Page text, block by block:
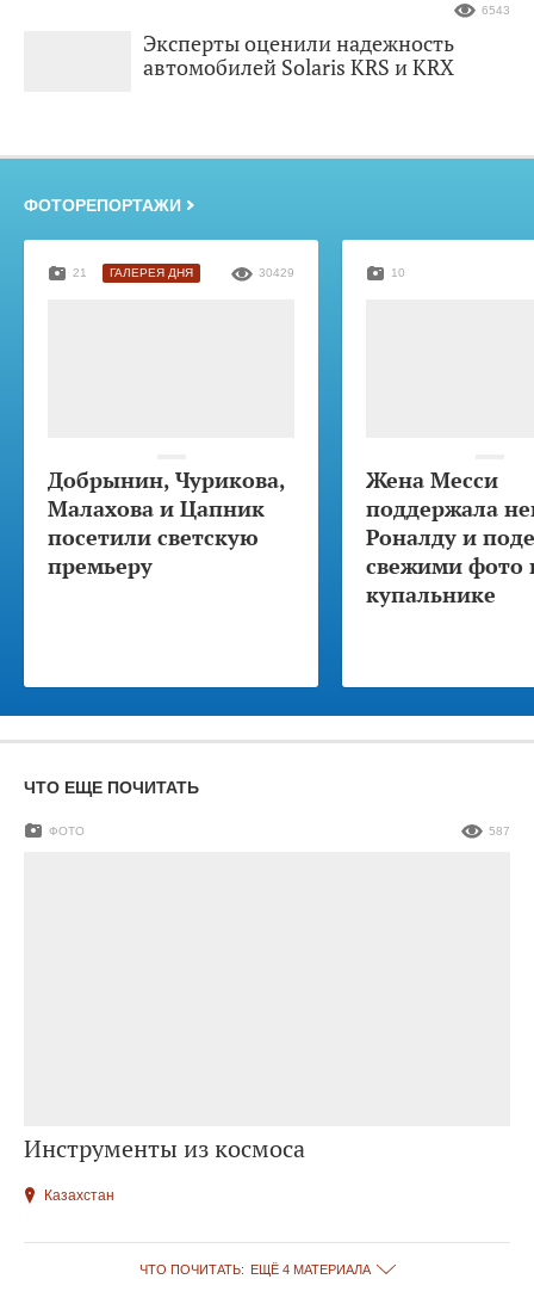
Эксперты оценили надежность
автомобилей Solaris KRS и KRX
6543
ФОТОРЕПОРТАЖИ
Добрынин, Чурикова,
Малахова и Цапник
посетили светскую
премьеру
21 ГАЛЕРЕЯ ДНЯ 30429
Жена Месси
поддержала
Роналду и
свежими фото
купальнике
10
ЧТО ЕЩЕ ПОЧИТАТЬ
Инструменты из космоса
ФОТО 587
Казахстан
ЧТО ПОЧИТАТЬ: ЕЩЁ 4 МАТЕРИАЛА